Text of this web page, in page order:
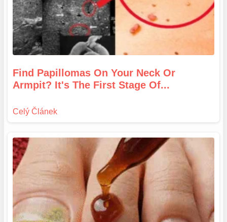
Find Papillomas On Your Neck Or
Armpit? It's The First Stage Of...